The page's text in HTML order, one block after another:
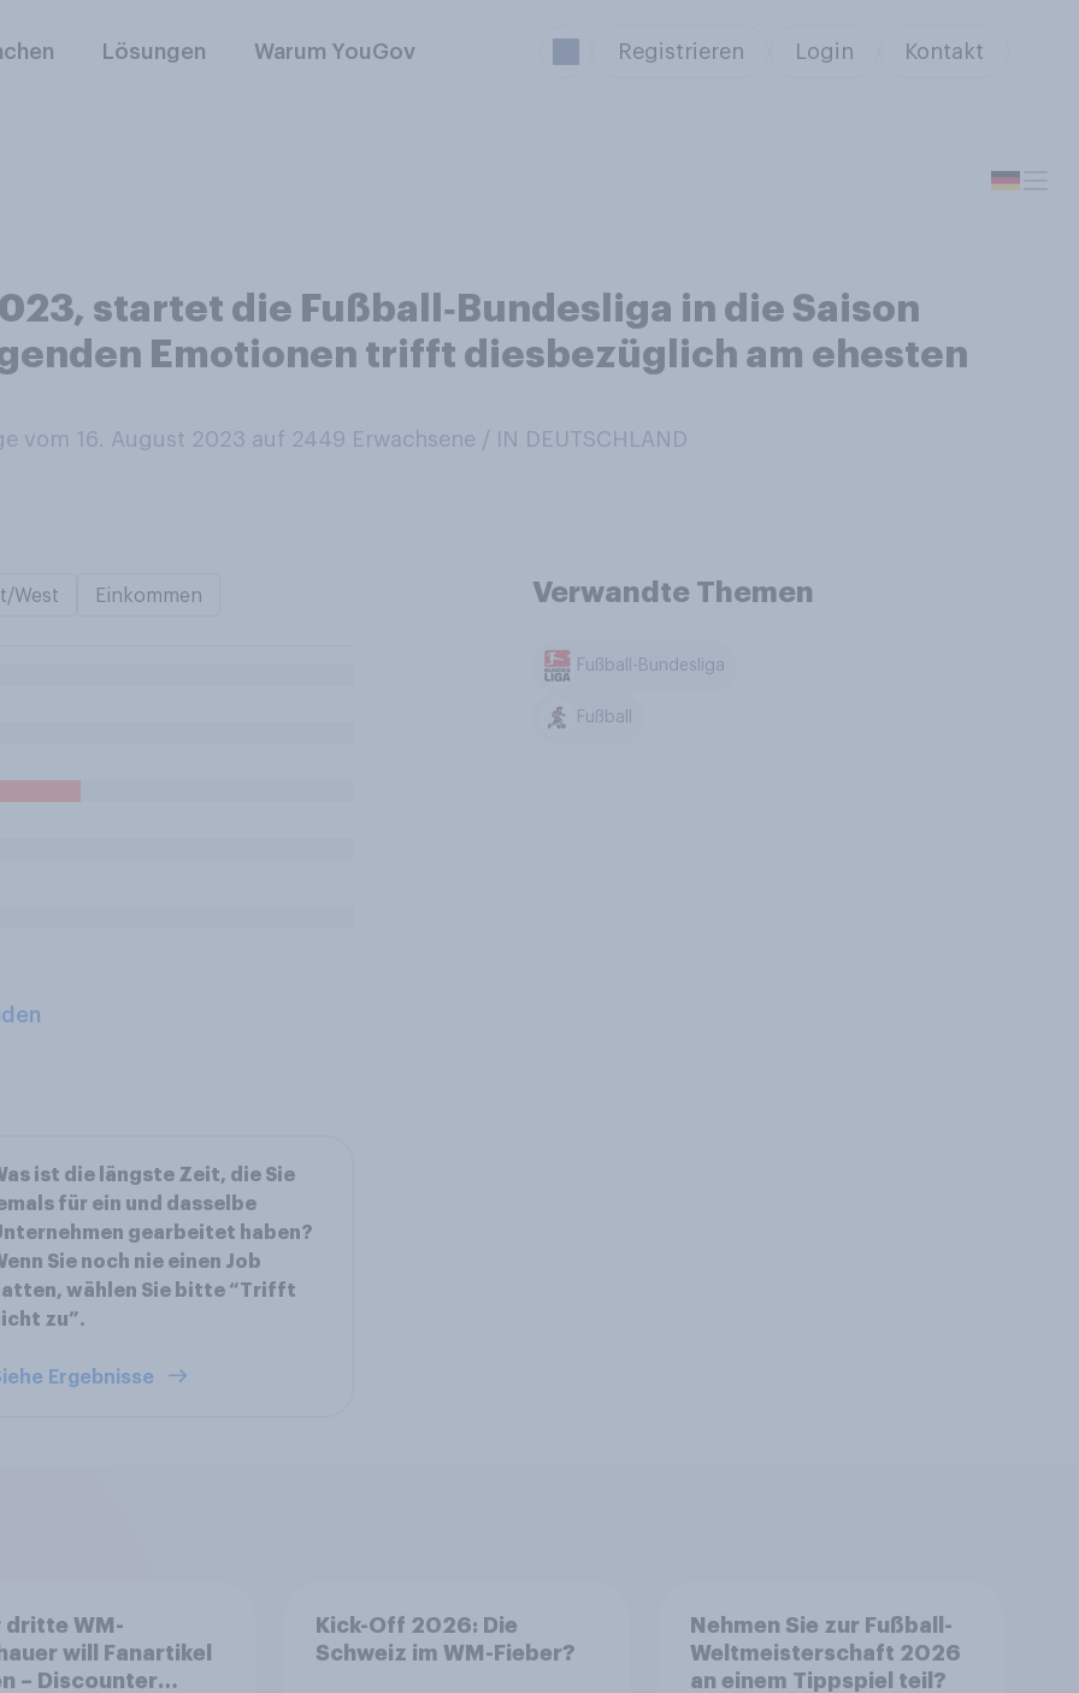
Lösungen Warum YouGov Registrieren Login Kontakt
startet die Fußball‑Bundesliga in die Saison
Emotionen trifft diesbezüglich am ehesten
vom 16. August 2023 auf 2449 Erwachsene / IN DEUTSCHLAND
West Einkommen Verwandte Themen
Fußball-Bundesliga
Fußball
ist die längste Zeit, die Sie
für ein und dasselbe
gearbeitet haben?
Sie noch nie einen Job
wählen Sie bitte “Trifft
zu”.
Ergebnisse
dritte WM-
will Fanartikel
– Discounter
Kick-Off 2026: Die
Schweiz im WM-Fieber?​
Nehmen Sie zur Fußball-
Weltmeisterschaft 2026
an einem Tippspiel teil?